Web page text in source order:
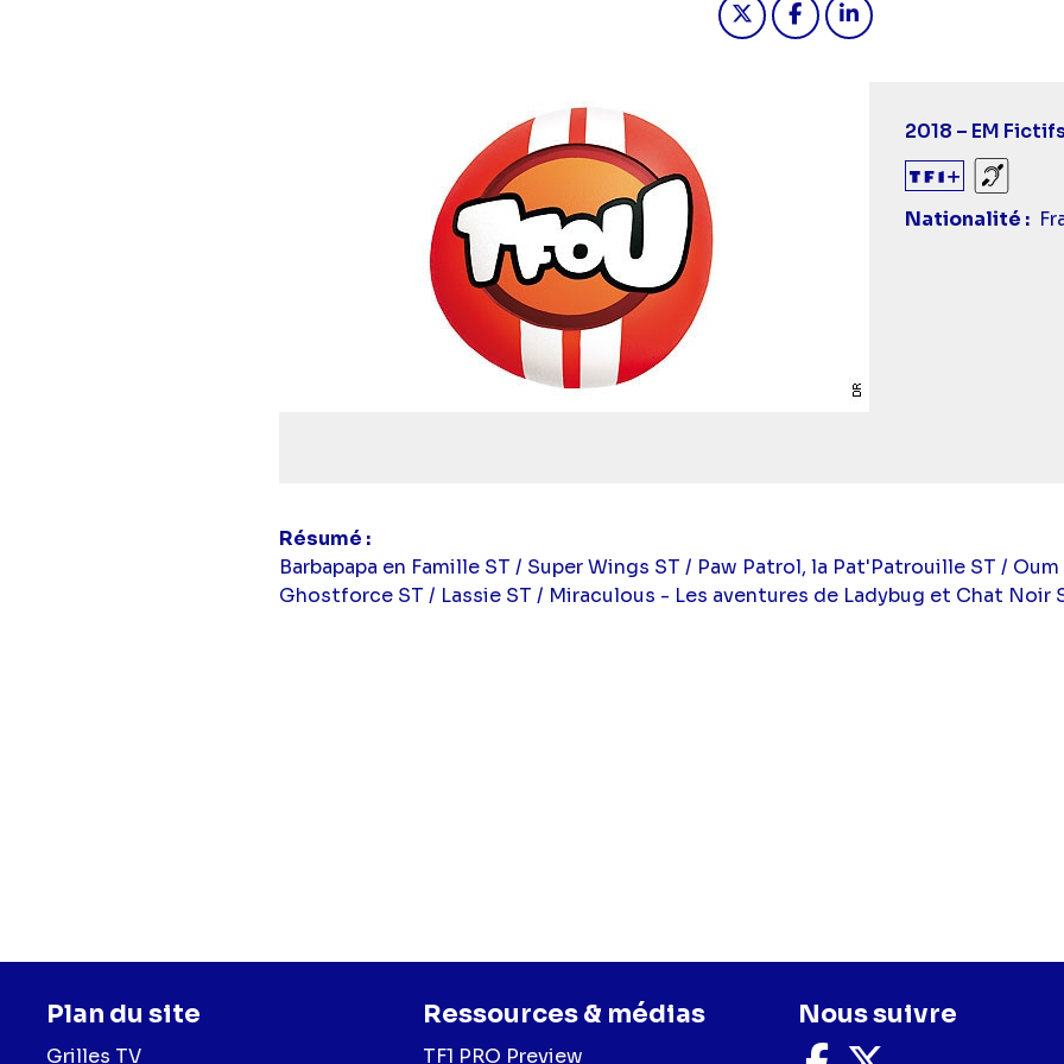
2018 – EM
Sourds
Nationalité
Résumé
Barbapapa en Famille ST / Super Wings ST / Paw Patrol, la Pat'Patrouille ST /
Ghostforce ST / Lassie ST / Miraculous - Les aventures de Ladybug et Chat Noir
Plan du site
Grilles TV
Ressources & médias
TF1 PRO Preview
Nous suivre
Nous